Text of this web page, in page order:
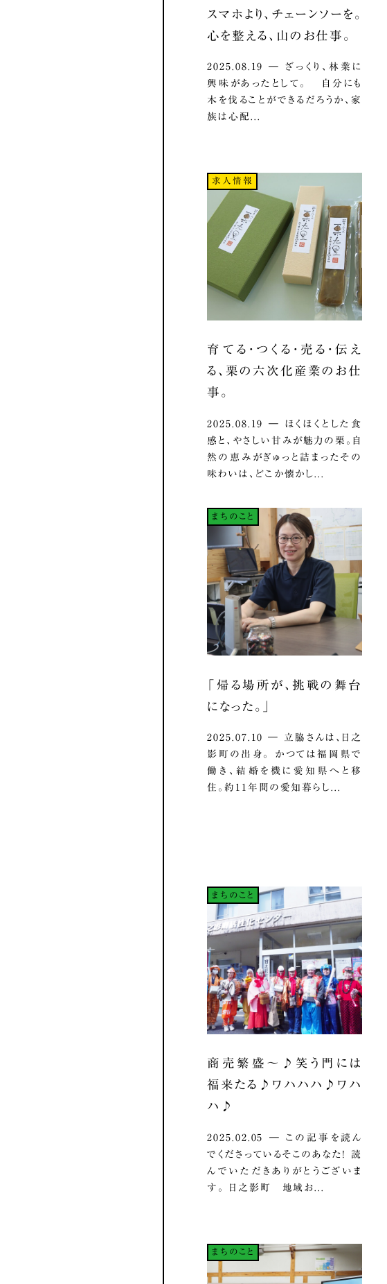
スマホより、チェーンソーを。
心を整える、山のお仕事。
2025.08.19 ― ざっくり、林業に
興味があったとして。 自分にも
木を伐ることができるだろうか、家
族は心配...
求人情報
育てる・つくる・売る・伝え
る、栗の六次化産業のお仕
事。
2025.08.19 ― ほくほくとした食
感と、やさしい甘みが魅力の栗。自
然の恵みがぎゅっと詰まったその
味わいは、どこか懐かし...
まちのこと
「帰る場所が、挑戦の舞台
になった。」
2025.07.10 ― 立脇さんは、日之
影町の出身。 かつては福岡県で
働き、結婚を機に愛知県へと移
住。約11年間の愛知暮らし...
まちのこと
商売繁盛～♪笑う門には
福来たる♪ワハハハ♪ワハ
ハ♪
2025.02.05 ― この記事を読ん
でくださっているそこのあなた！ 読
んでいただきありがとうございま
す。 日之影町 地域お...
まちのこと